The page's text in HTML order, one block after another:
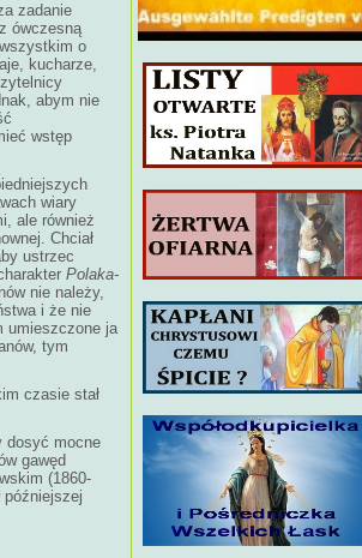
zadanie
ówczesną
o
kucharze,
abym nie
wstęp
wiary
ale również
Chciał
ustrzec
Polaka-
nie należy,
i że nie
umieszczone ja
tym
czasie stał
dosyć mocne
gawęd
(1860-